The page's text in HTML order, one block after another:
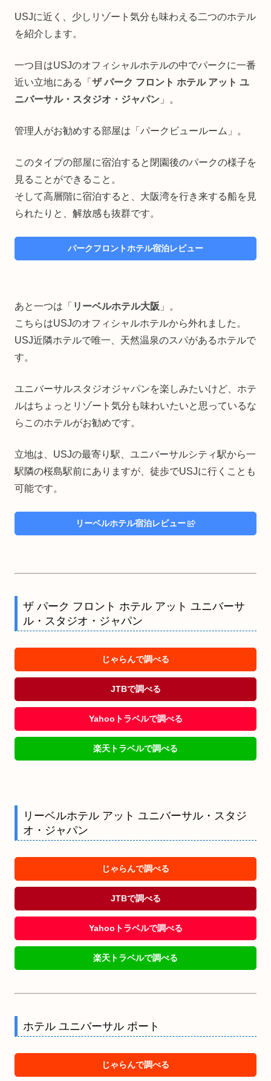
USJに近く、少しリゾート気分も味わえる二つのホテル
を紹介します。
一つ目はUSJのオフィシャルホテルの中でパークに一番
近い立地にある「 ザ パーク フロント ホテル アット ユ
ニバーサル・スタジオ・ジャパン 」。
管理人がお勧めする部屋は「パークビュールーム」。
このタイプの部屋に宿泊すると閉園後のパークの様子を
見ることができること。
そして高層階に宿泊すると、大阪湾を行き来する船を見
られたりと、解放感も抜群です。
パークフロントホテル宿泊レビュー
あと一つは「 リーベルホテル大阪 」。
こちらはUSJのオフィシャルホテルから外れました。
USJ近隣ホテルで唯一、天然温泉のスパがあるホテルで
す。
ユニバーサルスタジオジャパンを楽しみたいけど、ホテ
ルはちょっとリゾート気分も味わいたいと思っているな
らこのホテルがお勧めです。
立地は、USJの最寄り駅、ユニバーサルシティ駅から一
駅隣の桜島駅前にありますが、徒歩でUSJに行くことも
可能です。
リーベルホテル宿泊レビュー
ザ パーク フロント ホテル アット ユニバーサ
ル・スタジオ・ジャパン
じゃらんで調べる
JTBで調べる
Yahooトラベルで調べる
楽天トラベルで調べる
リーベルホテル アット ユニバーサル・スタジ
オ・ジャパン
じゃらんで調べる
JTBで調べる
Yahooトラベルで調べる
楽天トラベルで調べる
ホテル ユニバーサル ポート
じゃらんで調べる